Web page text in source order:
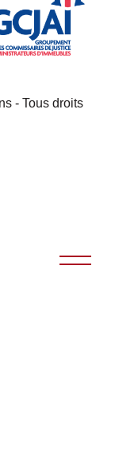
- Tous droits